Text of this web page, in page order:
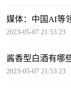
媒体：中国AI等
2023-05-07 21:53:23
酱香型白酒有哪
2023-05-07 21:53:23